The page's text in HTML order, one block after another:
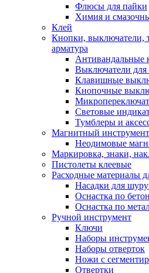
Флюсы для пайки
Химия и
Клей
Кнопки, выключатели,
арматура
Антивандальные
Выключатели для
Клавишные
Кнопочные
Световые
Тумблеры и
Магнитный инструмент
Неодимовые
Маркировка, знаки,
Пистолеты клеевые
Расходные материалы
Насадки для
Оснастка по
Оснастка по
Ручной инструмент
Ключи
Наборы
Наборы отверток
Ножи с
Отвертки